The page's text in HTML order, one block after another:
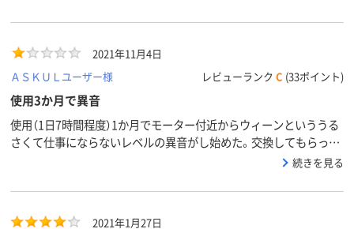
2021年11月4日
ＡＳＫＵＬユーザー様
レビューランク C (33ポイント)
使用3か月で異音
使用（1日7時間程度）1か月でモーター付近からウィーンといううる
さくて仕事にならないレベルの異音がし始めた。交換してもらった
が交換品も3か月で同じ異音。また新しいものを送ってもらったと
りませんが期待はしていません。不要になった加湿器2台、これは引
き取ってもらえなかったので自費で廃棄しろということみたいで
続きを見る
2021年1月27日